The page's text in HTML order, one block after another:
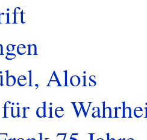
Alois
die